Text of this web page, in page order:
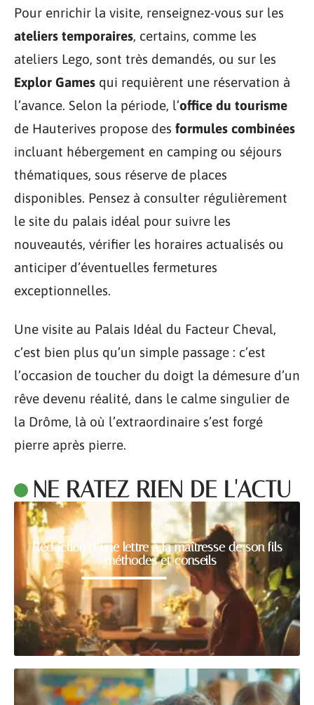
Pour enrichir la visite, renseignez-vous sur les
ateliers temporaires, certains, comme les
ateliers Lego, sont très demandés, ou sur les
Explor Games qui requièrent une réservation à
l’avance. Selon la période, l’office du tourisme
de Hauterives propose des formules combinées
incluant hébergement en camping ou séjours
thématiques, sous réserve de places
disponibles. Pensez à consulter régulièrement
le site du palais idéal pour suivre les
nouveautés, vérifier les horaires actualisés ou
anticiper d’éventuelles fermetures
exceptionnelles.
Une visite au Palais Idéal du Facteur Cheval,
c’est bien plus qu’un simple passage : c’est
l’occasion de toucher du doigt la démesure d’un
rêve devenu réalité, dans le calme singulier de
la Drôme, là où l’extraordinaire s’est forgé
pierre après pierre.
NE RATEZ RIEN DE L'ACTU
Rédaction d’une lettre à la maîtresse de son fils
: méthodes et conseils